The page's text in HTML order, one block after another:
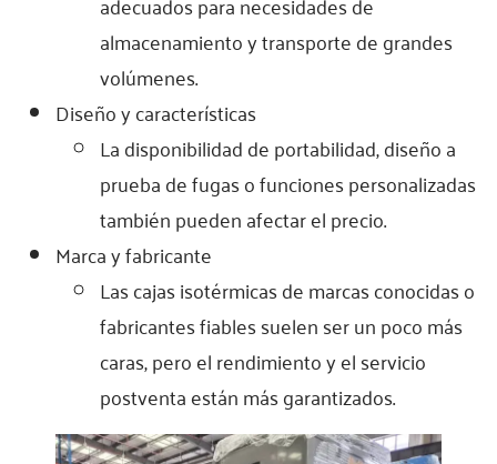
almacenamiento y transporte de grandes
volúmenes.
Diseño y características
La disponibilidad de portabilidad, diseño a
prueba de fugas o funciones personalizadas
también pueden afectar el precio.
Marca y fabricante
Las cajas isotérmicas de marcas conocidas o
fabricantes fiables suelen ser un poco más
caras, pero el rendimiento y el servicio
postventa están más garantizados.